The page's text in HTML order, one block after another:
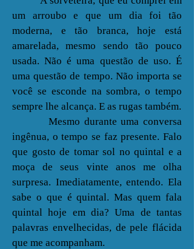
um arroubo e que um dia foi tão
moderna, e tão branca, hoje está
amarelada, mesmo sendo tão pouco
usada. Não é uma questão de uso. É
uma questão de tempo. Não importa se
você se esconde na sombra, o tempo
sempre lhe alcança. E as rugas também.
Mesmo durante uma conversa
ingênua, o tempo se faz presente. Falo
que gosto de tomar sol no quintal e a
moça de seus vinte anos me olha
surpresa. Imediatamente, entendo. Ela
sabe o que é quintal. Mas quem fala
quintal hoje em dia? Uma de tantas
palavras envelhecidas, de pele flácida
que me acompanham.